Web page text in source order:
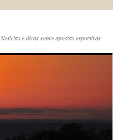
Noticias e dicas sobre apostas esportivas